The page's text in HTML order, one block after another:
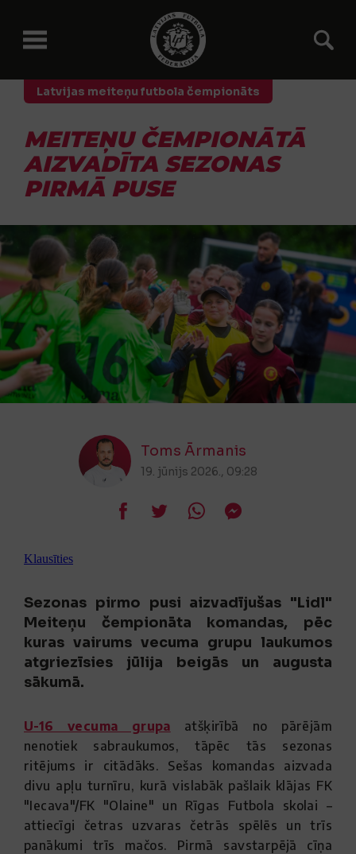
Latvijas meiteņu futbola čempionāts
MEITEŅU ČEMPIONĀTĀ
AIZVADĪTA SEZONAS
PIRMĀ PUSE
Toms Ārmanis
19. jūnijs 2026., 09:28
Klausīties
Sezonas pirmo pusi aizvadījušas "Lidl"
Meiteņu čempionāta komandas, pēc
kuras vairums vecuma grupu laukumos
atgriezīsies jūlija beigās un augusta
sākumā.
U-16 vecuma grupa atšķirībā no pārējām
nenotiek sabraukumos, tāpēc tās sezonas
ritējums ir citādāks. Sešas komandas aizvada
divu apļu turnīru, kurā vislabāk pašlaik klājas FK
"Iecava"/FK "Olaine" un Rīgas Futbola skolai –
attiecīgi četras uzvaras četrās spēlēs un trīs
panākumi trīs mačos. Pirmā savstarpējā cīņa